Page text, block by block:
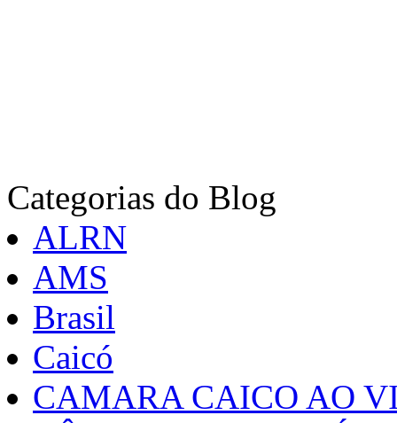
Categorias do Blog
ALRN
AMS
Brasil
Caicó
CAMARA CAICO AO